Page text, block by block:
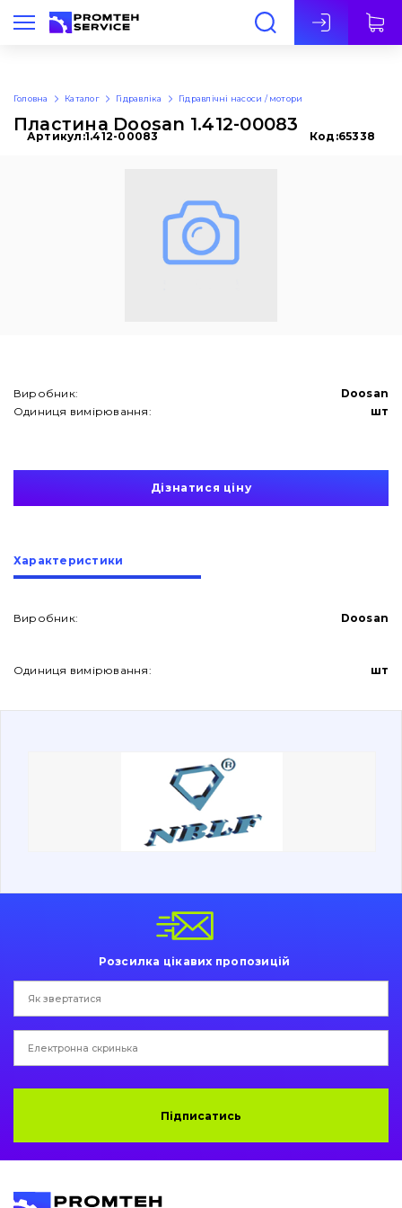
Укр
Про нас
Контакти
Вакансії
Фільтри та мастильні матеріали
Захист (ковша, адаптера)
Пальці та Втулки
Гідравліка
написати
листа
Головна Каталог Гідравліка Гідравлічні насоси / мотори
Пластина Doosan 1.412-00083
Артикул:1.412-00083 Код:65338
Виробник:
Doosan
Одиниця вимірювання:
шт
Дізнатися ціну
Характеристики
Виробник: Doosan
Одиниця вимірювання: шт
Розсилка цікавих пропозицій
Підписатись